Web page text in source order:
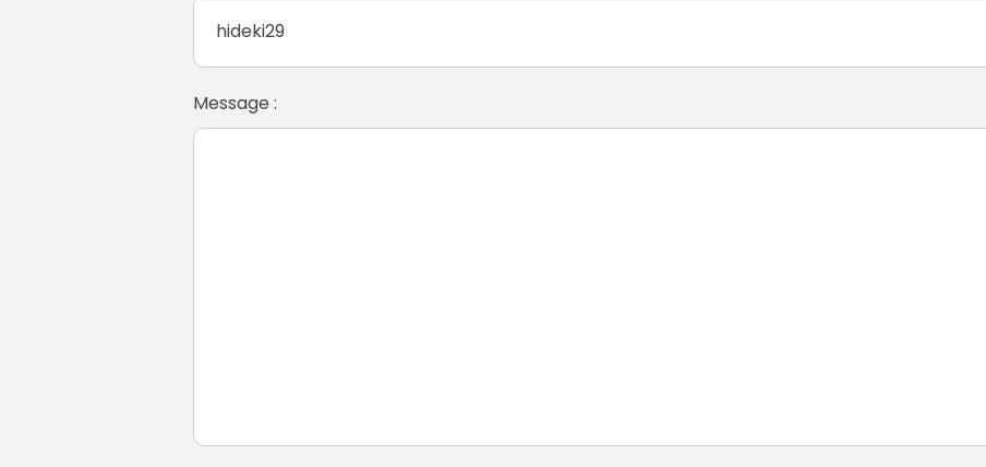
Message :